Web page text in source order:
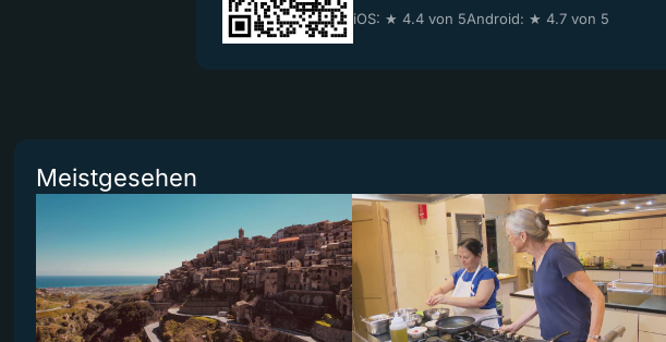
iOS: ★ 4.4 von 5Android: ★ 4.7 von 5
Meistgesehen